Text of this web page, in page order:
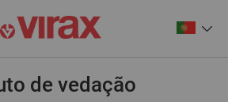
de vedação